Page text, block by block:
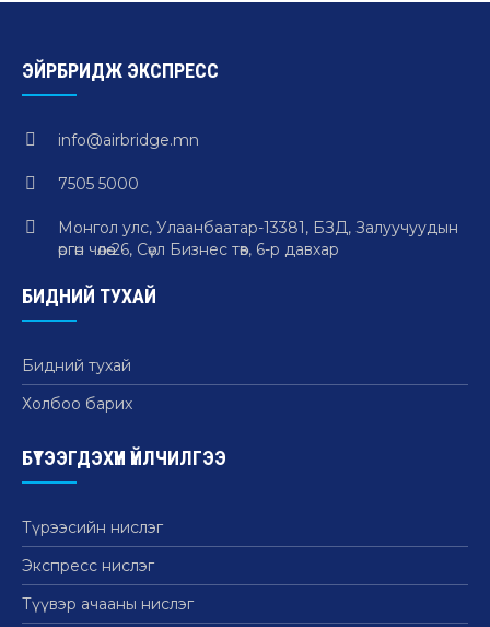
ЭЙРБРИДЖ ЭКСПРЕСС
info@airbridge.mn
7505 5000
Монгол улс, Улаанбаатар-13381, БЗД, Залуучуудын
өргөн чөлөө-26, Сөүл Бизнес төв, 6-р давхар
БИДНИЙ ТУХАЙ
Бидний тухай
Холбоо барих
БҮТЭЭГДЭХҮҮН ҮЙЛЧИЛГЭЭ
Түрээсийн нислэг
Экспресс нислэг
Түүвэр ачааны нислэг